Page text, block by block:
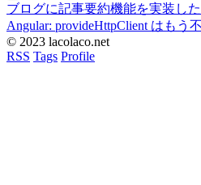
ブログに記事要約機能を実装した
Angular: provideHttpClient はもう
© 2023 lacolaco.net
RSS Tags Profile